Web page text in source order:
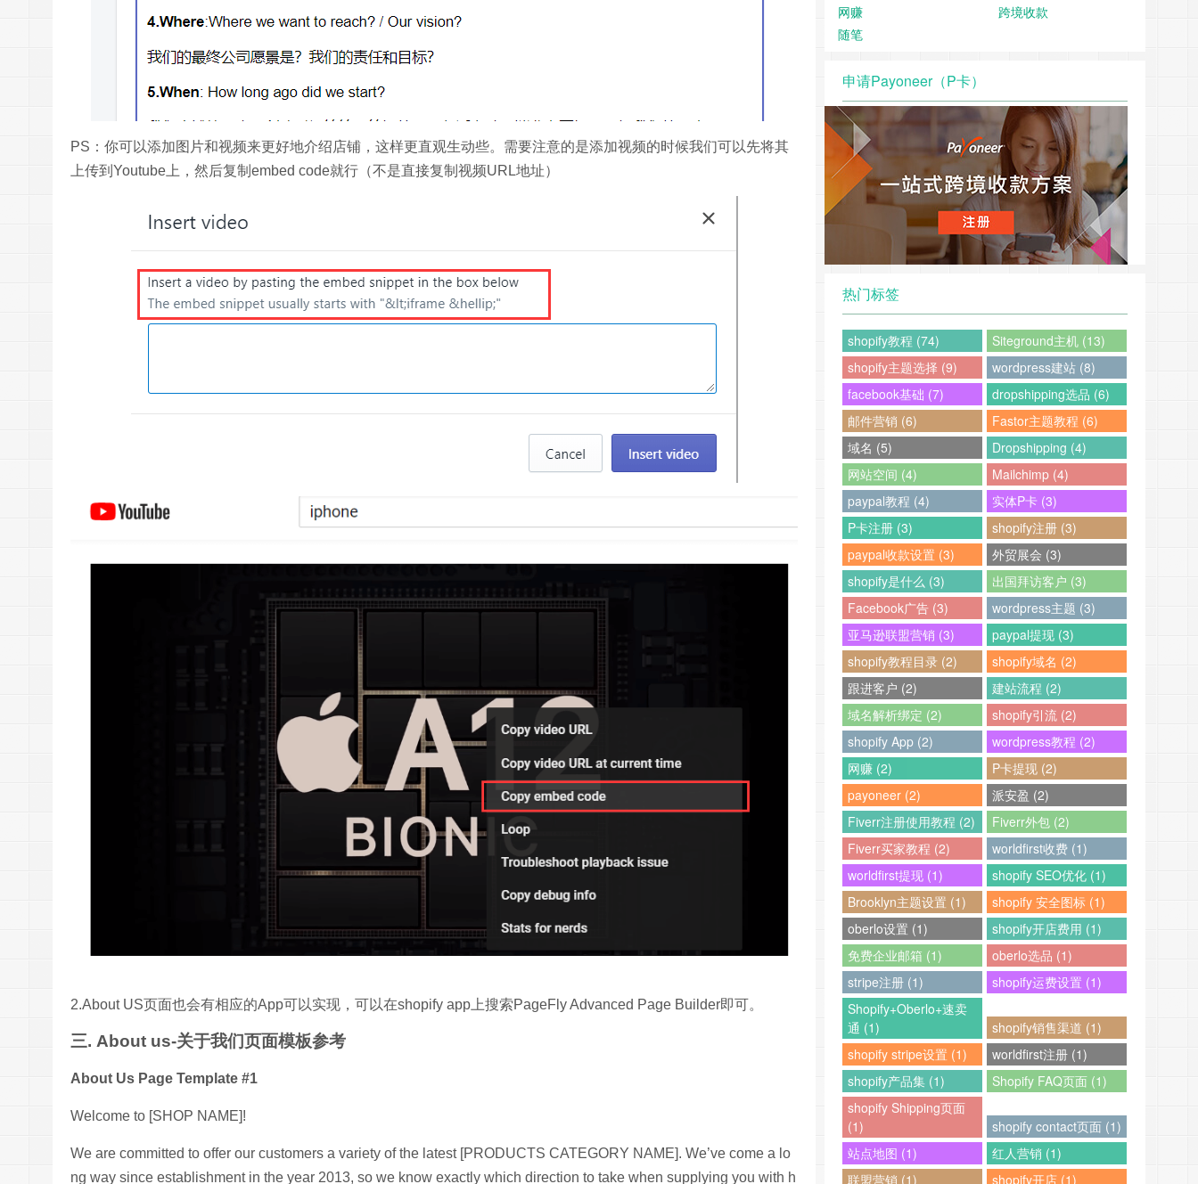
PS：你可以添加图片和视频来更好地介绍店铺，这样更直观生动些。需要注意的是添加视频的时候我们可以先将其
上传到Youtube上，然后复制embed code就行（不是直接复制视频URL地址）
2.About US页面也会有相应的App可以实现，可以在shopify app上搜索PageFly Advanced Page Builder即可。
三. About us-关于我们页面模板参考
About Us Page Template #1
Welcome to [SHOP NAME]!
We are committed to offer our customers a variety of the latest [PRODUCTS CATEGORY NAME]. We’ve come a lo
ng way since establishment in the year 2013, so we know exactly which direction to take when supplying you with h
网赚
跨境收款
随笔
申请Payoneer（P卡）
热门标签
shopify教程 (74)
Siteground主机 (13)
shopify主题选择 (9)
wordpress建站 (8)
facebook基础 (7)
dropshipping选品 (6)
邮件营销 (6)
Fastor主题教程 (6)
域名 (5)
Dropshipping (4)
网站空间 (4)
Mailchimp (4)
paypal教程 (4)
实体P卡 (3)
P卡注册 (3)
shopify注册 (3)
paypal收款设置 (3)
外贸展会 (3)
shopify是什么 (3)
出国拜访客户 (3)
Facebook广告 (3)
wordpress主题 (3)
亚马逊联盟营销 (3)
paypal提现 (3)
shopify教程目录 (2)
shopify域名 (2)
跟进客户 (2)
建站流程 (2)
域名解析绑定 (2)
shopify引流 (2)
shopify App (2)
wordpress教程 (2)
网赚 (2)
P卡提现 (2)
payoneer (2)
派安盈 (2)
Fiverr注册使用教程 (2)
Fiverr外包 (2)
Fiverr买家教程 (2)
worldfirst收费 (1)
worldfirst提现 (1)
shopify SEO优化 (1)
Brooklyn主题设置 (1)
shopify 安全图标 (1)
oberlo设置 (1)
shopify开店费用 (1)
免费企业邮箱 (1)
oberlo选品 (1)
stripe注册 (1)
shopify运费设置 (1)
Shopify+Oberlo+速卖
通 (1)
shopify销售渠道 (1)
shopify stripe设置 (1)
worldfirst注册 (1)
shopify产品集 (1)
Shopify FAQ页面 (1)
shopify Shipping页面
(1)
shopify contact页面 (1)
站点地图 (1)
红人营销 (1)
联盟营销 (1)
shopify开店 (1)